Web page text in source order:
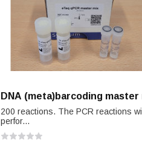
DNA (meta)barcoding master
200 reactions. The PCR reactions
perfor...